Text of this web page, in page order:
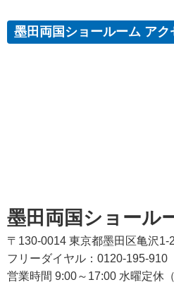
墨田両国ショールーム アク
墨田両国ショール
〒130-0014 東京都墨田区亀沢1-
フリーダイヤル：0120-195-910
営業時間 9:00～17:00 水曜定休